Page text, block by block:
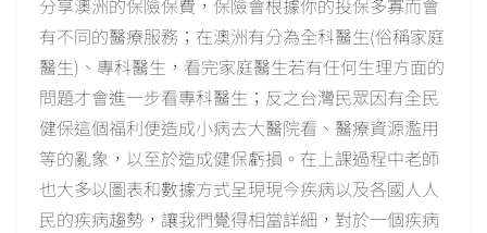
分享澳洲的保險保費，保險會根據你的投保多寡而會
有不同的醫療服務；在澳洲有分為全科醫生(俗稱家庭
醫生)、專科醫生，看完家庭醫生若有任何生理方面的
問題才會進一步看專科醫生；反之台灣民眾因有全民
健保這個福利便造成小病去大醫院看、醫療資源濫用
等的亂象，以至於造成健保虧損。在上課過程中老師
也大多以圖表和數據方式呈現現今疾病以及各國人人
民的疾病趨勢，讓我們覺得相當詳細，對於一個疾病